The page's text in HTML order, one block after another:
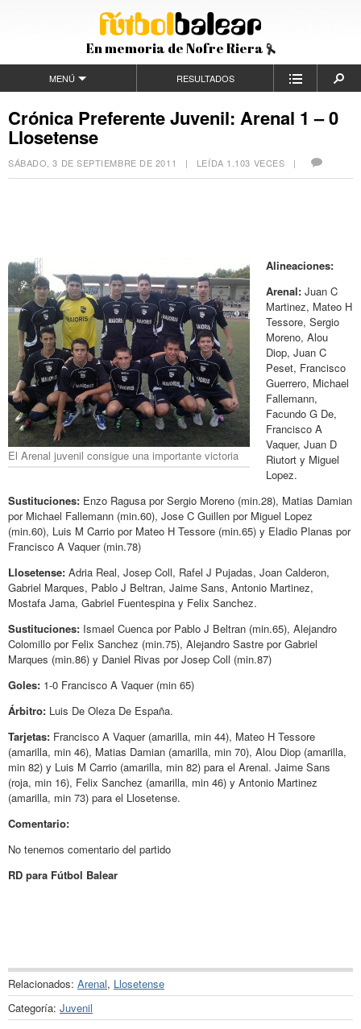
En memoria de Nofre Riera
MENÚ RESULTADOS
Crónica Preferente Juvenil: Arenal 1 – 0
Llosetense
SÁBADO, 3 DE SEPTIEMBRE DE 2011 | LEÍDA 1.103 VECES |
El Arenal juvenil consigue una importante victoria
Alineaciones:
Arenal: Juan C
Martinez, Mateo H
Tessore, Sergio
Moreno, Alou
Diop, Juan C
Peset, Francisco
Guerrero, Michael
Fallemann,
Facundo G De,
Francisco A
Vaquer, Juan D
Riutort y Miguel
Lopez.
Sustituciones: Enzo Ragusa por Sergio Moreno (min.28), Matias Damian
por Michael Fallemann (min.60), Jose C Guillen por Miguel Lopez
(min.60), Luis M Carrio por Mateo H Tessore (min.65) y Eladio Planas por
Francisco A Vaquer (min.78)
Llosetense: Adria Real, Josep Coll, Rafel J Pujadas, Joan Calderon,
Gabriel Marques, Pablo J Beltran, Jaime Sans, Antonio Martinez,
Mostafa Jama, Gabriel Fuentespina y Felix Sanchez.
Sustituciones: Ismael Cuenca por Pablo J Beltran (min.65), Alejandro
Colomillo por Felix Sanchez (min.75), Alejandro Sastre por Gabriel
Marques (min.86) y Daniel Rivas por Josep Coll (min.87)
Goles: 1-0 Francisco A Vaquer (min 65)
Árbitro: Luis De Oleza De España.
Tarjetas: Francisco A Vaquer (amarilla, min 44), Mateo H Tessore
(amarilla, min 46), Matias Damian (amarilla, min 70), Alou Diop (amarilla,
min 82) y Luis M Carrio (amarilla, min 82) para el Arenal. Jaime Sans
(roja, min 16), Felix Sanchez (amarilla, min 46) y Antonio Martinez
(amarilla, min 73) para el Llosetense.
Comentario:
No tenemos comentario del partido
RD para Fútbol Balear
Relacionados: Arenal, Llosetense
Categoría: Juvenil